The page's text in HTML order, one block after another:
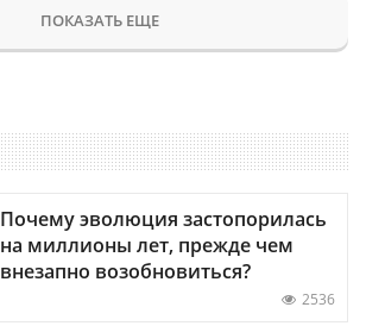
ПОКАЗАТЬ ЕЩЕ
Почему эволюция застопорилась
на миллионы лет, прежде чем
внезапно возобновиться?
2536